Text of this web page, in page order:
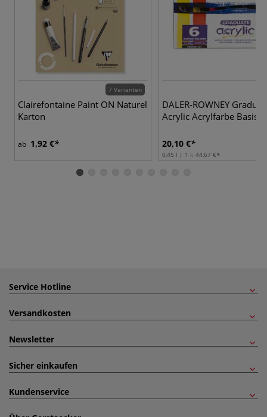
7 Varianten
Clairefontaine Paint ON Naturel
Karton
ab 1,92 €
DALER-ROWNEY
Acrylic Acrylfarbe Basis-
20,10 €
0,45 l | 1 l: 44,67 €
Service Hotline
Versandkosten
Newsletter
Sicher einkaufen
Kundenservice